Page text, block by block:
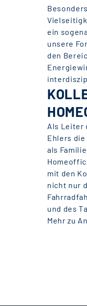
ein
unsere
den
Als Leiter
Ehlers die
als
mit den
nicht nur
und des
Mehr zu